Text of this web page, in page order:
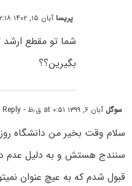
پریساآبان ۱۵, ۱۴۰۲ at ۲:۱۸ ب٫ظ
شما تو مقطع ارشد
بگیرین؟؟
سوگل آبان ۶, ۱۳۹۹ at ۰:۵۱ ق٫ظ - Reply
سلام وقت بخیر من دانشگاه
سنندج هستش و به دلیل عدم